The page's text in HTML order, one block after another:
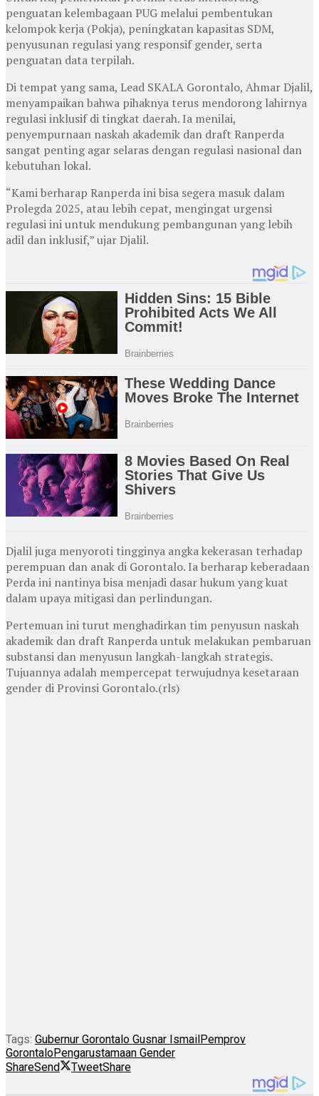
penguatan kelembagaan PUG melalui pembentukan
kelompok kerja (Pokja), peningkatan kapasitas SDM,
penyusunan regulasi yang responsif gender, serta
penguatan data terpilah.
Di tempat yang sama, Lead SKALA Gorontalo, Ahmar Djalil,
menyampaikan bahwa pihaknya terus mendorong lahirnya
regulasi inklusif di tingkat daerah. Ia menilai,
penyempurnaan naskah akademik dan draft Ranperda
sangat penting agar selaras dengan regulasi nasional dan
kebutuhan lokal.
“Kami berharap Ranperda ini bisa segera masuk dalam
Prolegda 2025, atau lebih cepat, mengingat urgensi
regulasi ini untuk mendukung pembangunan yang lebih
adil dan inklusif,” ujar Djalil.
Djalil juga menyoroti tingginya angka kekerasan terhadap
perempuan dan anak di Gorontalo. Ia berharap keberadaan
Perda ini nantinya bisa menjadi dasar hukum yang kuat
dalam upaya mitigasi dan perlindungan.
Pertemuan ini turut menghadirkan tim penyusun naskah
akademik dan draft Ranperda untuk melakukan pembaruan
substansi dan menyusun langkah-langkah strategis.
Tujuannya adalah mempercepat terwujudnya kesetaraan
gender di Provinsi Gorontalo.(rls)
Tags: Gubernur Gorontalo Gusnar IsmailPemprov
GorontaloPengarustamaan Gender
ShareSend TweetShare